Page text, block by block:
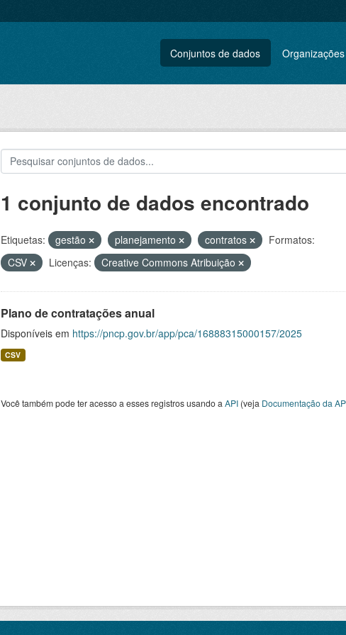
Conjuntos de dados Organizações
1 conjunto de dados encontrado
Etiquetas: gestão planejamento contratos
Formatos:
CSV
Licenças: Creative Commons Atribuição
Plano de contratações anual
Disponíveis em https://pncp.gov.br/app/pca/16888315000157/2025
CSV
Você também pode ter acesso a esses registros usando a API(veja Documentação da